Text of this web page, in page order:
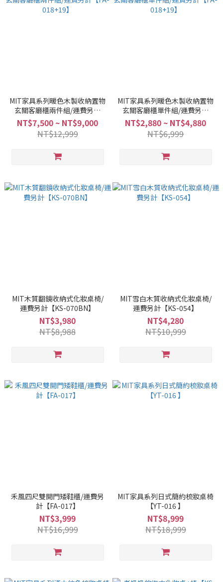
MIT家具系列暖色木製收納置物
玄關客廳櫃兩件組/運費另計
【FA-018+19】
NT$7,500 ~ NT$9,000
NT$12,999
MIT家具系列暖色木製收納置物
玄關客廳櫃單件組/運費另計
【FA-018+19】
NT$2,880 ~ NT$4,880
NT$6,999
MIT木質翻鏡收納式化妝桌椅/
運費另計【KS-070BN】
NT$3,980
NT$8,988
MIT雪白木質收納式化妝桌椅/
運費另計【KS-054】
NT$4,280
NT$10,999
禾風四尺雙開門矮鞋櫃/運費另
計【FA-017】
NT$3,999
NT$16,999
MIT家具系列日式簡約梳妝桌椅
【YT-016 】
NT$8,999
NT$18,999